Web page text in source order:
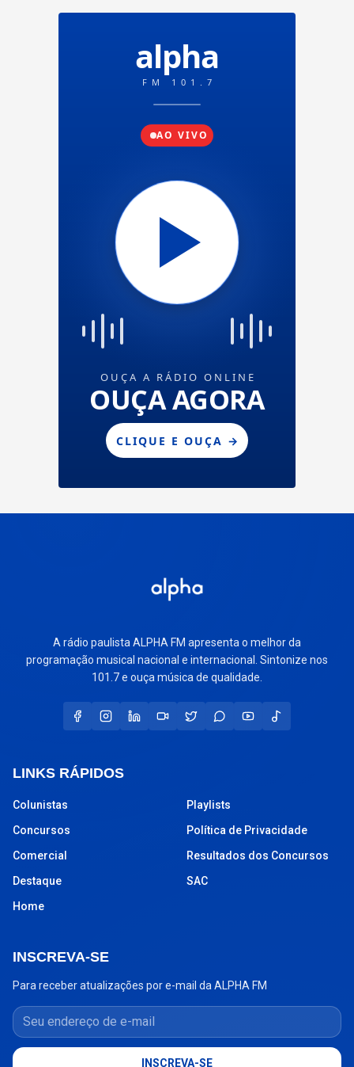
A rádio paulista ALPHA FM apresenta o melhor da
programação musical nacional e internacional. Sintonize nos
101.7 e ouça música de qualidade.
LINKS RÁPIDOS
Colunistas
Concursos
Comercial
Destaque
Home
Playlists
Política de Privacidade
Resultados dos Concursos
SAC
INSCREVA-SE
Para receber atualizações por e-mail da ALPHA FM
Seu endereço de e-mail
INSCREVA-SE